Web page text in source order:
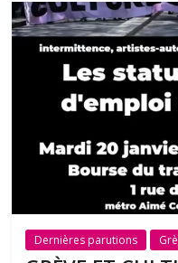
Dernières parutions